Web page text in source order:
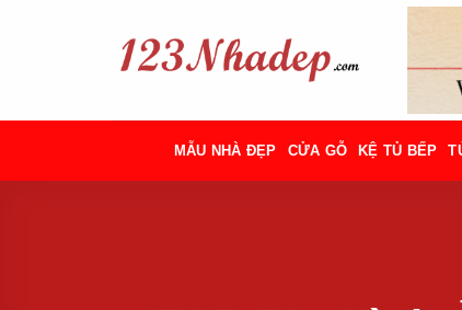
MẪU NHÀ ĐẸP CỬA GỖ KỆ TỦ BẾP